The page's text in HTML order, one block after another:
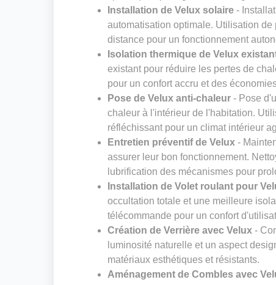
Installation de Velux solaire -
automatisation optimale. Utilisation
distance pour un fonctionnement
Isolation thermique de Velux
existant pour réduire les pertes de
pour un confort accru et des
Pose de Velux anti-chaleur - Pose
chaleur à l'intérieur de l'habitation.
réfléchissant pour un climat intérieur
Entretien préventif de Velux -
assurer leur bon fonctionnement.
lubrification des mécanismes pour
Installation de Volet roulant pour
occultation totale et une meilleure
télécommande pour un confort
Création de Verrière avec Velux -
luminosité naturelle et un aspect
matériaux esthétiques et résistants.
Aménagement de Combles avec